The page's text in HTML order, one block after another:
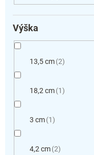
Výška
13,5 cm 2
18,2 cm 1
3 cm 1
4,2 cm 2